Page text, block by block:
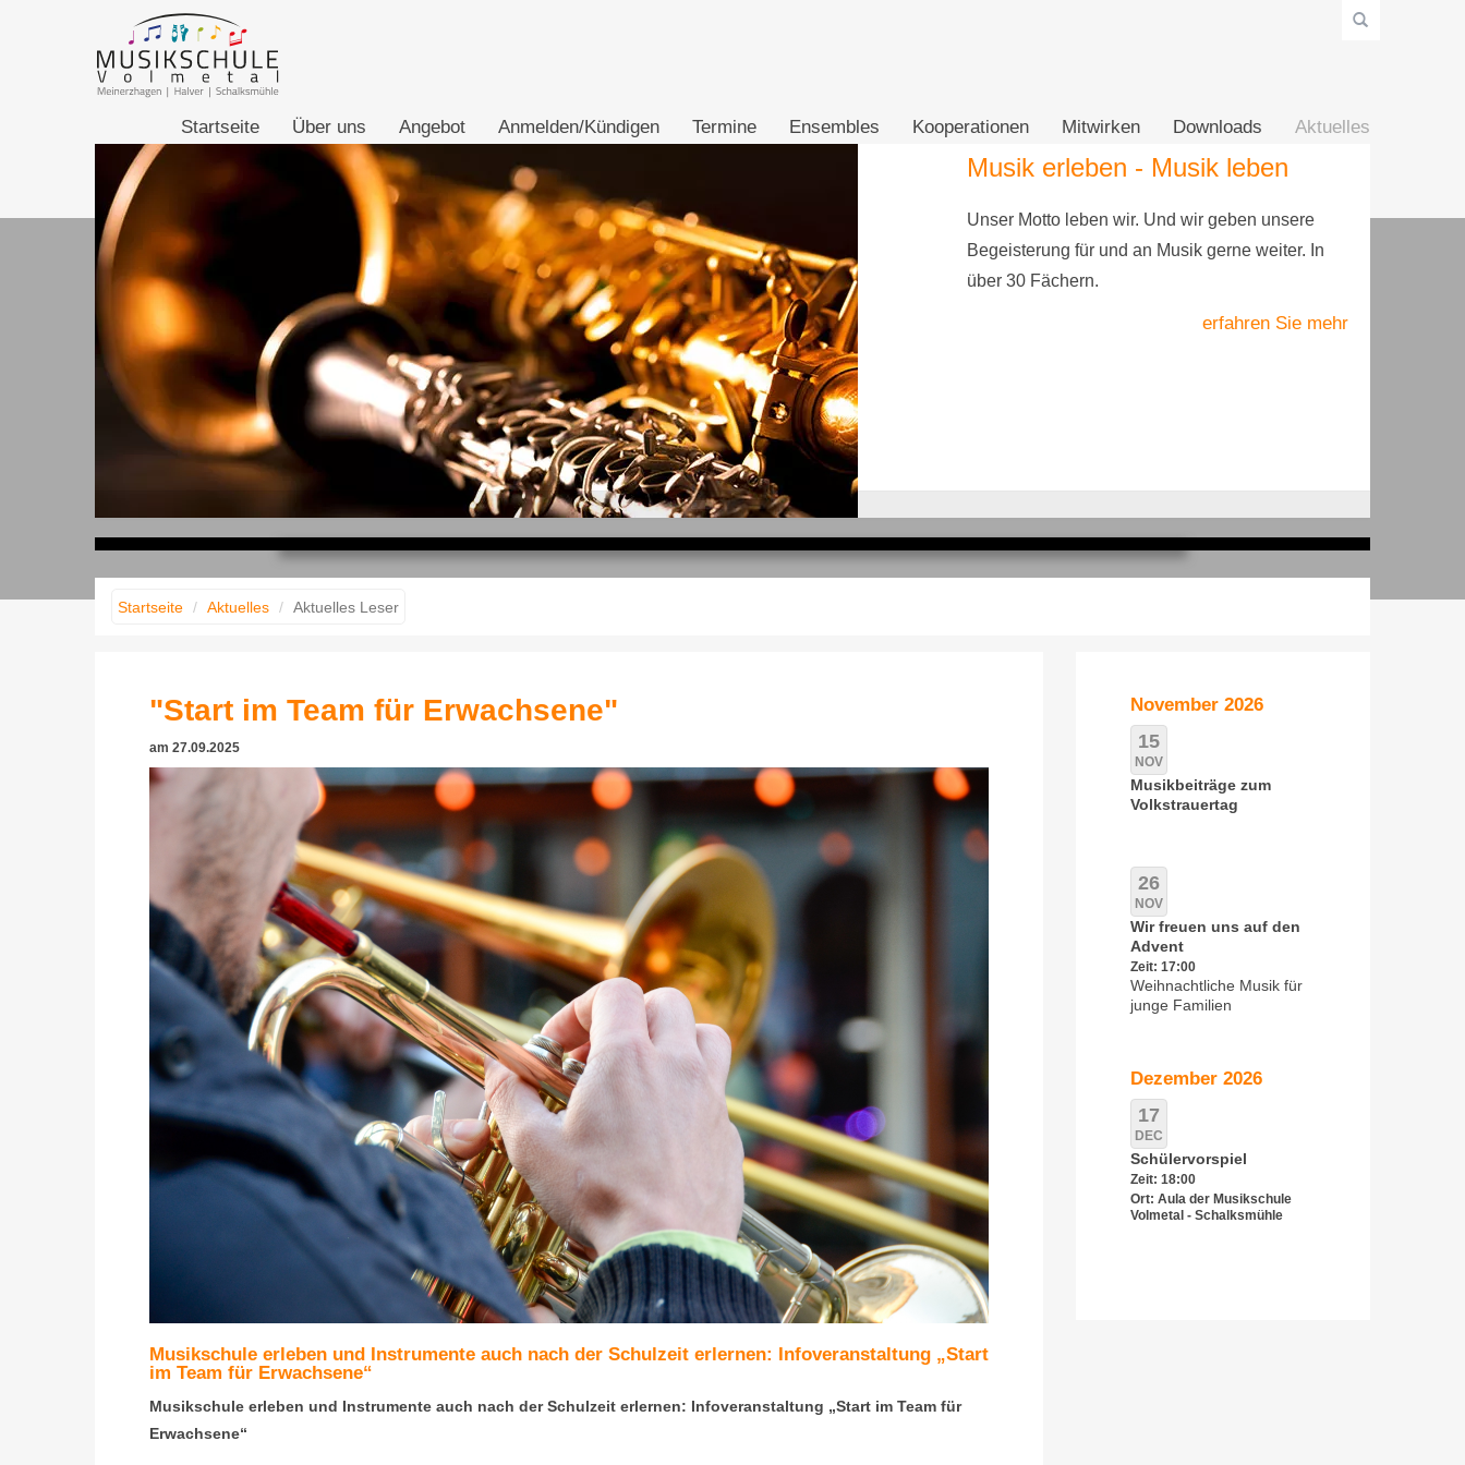
Startseite Über uns Angebot Anmelden/Kündigen Termine Ensembles Kooperationen Mitwirken Downloads Aktuelles
Musik erleben - Musik leben
Unser Motto leben wir. Und wir geben unsere
Begeisterung für und an Musik gerne weiter. In
über 30 Fächern.
erfahren Sie mehr
Startseite Aktuelles Aktuelles Leser
"Start im Team für Erwachsene"
am 27.09.2025
Musikschule erleben und Instrumente auch nach der Schulzeit erlernen: Infoveranstaltung „Start
im Team für Erwachsene“
Musikschule erleben und Instrumente auch nach der Schulzeit erlernen: Infoveranstaltung „Start im Team für
Erwachsene“
November 2026
15
NOV
Musikbeiträge zum
Volkstrauertag
26
NOV
Wir freuen uns auf den
Advent
Zeit: 17:00
Weihnachtliche Musik für
junge Familien
Dezember 2026
17
DEC
Schülervorspiel
Zeit: 18:00
Ort: Aula der Musikschule
Volmetal - Schalksmühle